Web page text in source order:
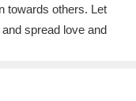
towards others. Let
spread love and